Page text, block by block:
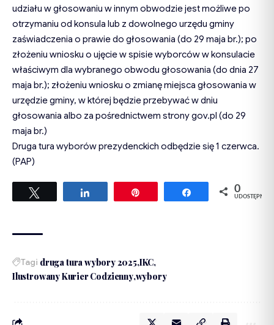
udziału w głosowaniu w innym obwodzie jest możliwe po
otrzymaniu od konsula lub z dowolnego urzędu gminy
zaświadczenia o prawie do głosowania (do 29 maja br.); po
złożeniu wniosku o ujęcie w spisie wyborców w konsulacie
właściwym dla wybranego obwodu głosowania (do dnia 27
maja br.); złożeniu wniosku o zmianę miejsca głosowania w
urzędzie gminy, w której będzie przebywać w dniu
głosowania albo za pośrednictwem strony gov.pl (do 29
maja br.)
Druga tura wyborów prezydenckich odbędzie się 1 czerwca.
(PAP)
Udostępnij Udostępnij
0
UDOSTĘPNIEŃ
Tagi druga tura wybory 2025 IKC
Ilustrowany Kurier Codzienny wybory